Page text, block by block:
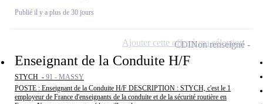
Publié il y a plus de 30 jours
Enseignant de la Conduite H/F
STYCH - 91 - MASSY
POSTE : Enseignant de la Conduite H/F DESCRIPTION : STYCH, c'est le 1
employeur de France d'enseignants de la conduite et de la sécurité routière en
CDINon renseigné
Ajouter cette offre à ma sélection